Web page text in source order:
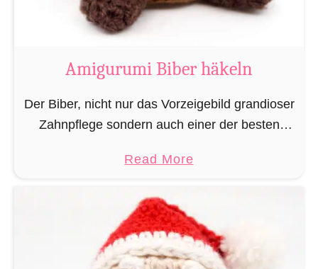
h
ä
k
l
Amigurumi Biber häkeln
Der Biber, nicht nur das Vorzeigebild grandioser
Zahnpflege sondern auch einer der besten
können braucht man Baumaterial und auch in
Read Morea
u
t
A